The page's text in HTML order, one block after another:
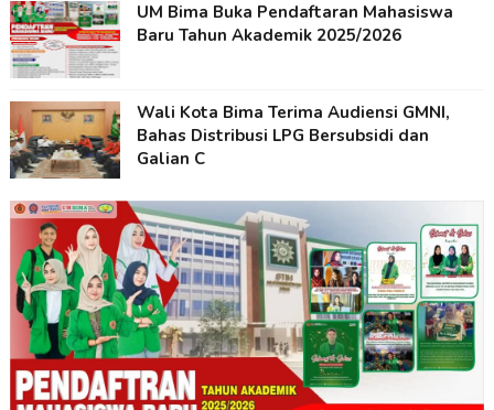
UM Bima Buka Pendaftaran Mahasiswa
Baru Tahun Akademik 2025/2026
Wali Kota Bima Terima Audiensi GMNI,
Bahas Distribusi LPG Bersubsidi dan
Galian C